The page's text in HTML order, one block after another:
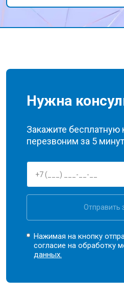
Нужна
Закажите бесплатную
перезвоним за 5 минут
Отправить
Нажимая на кнопку
согласие на обработку
данных.